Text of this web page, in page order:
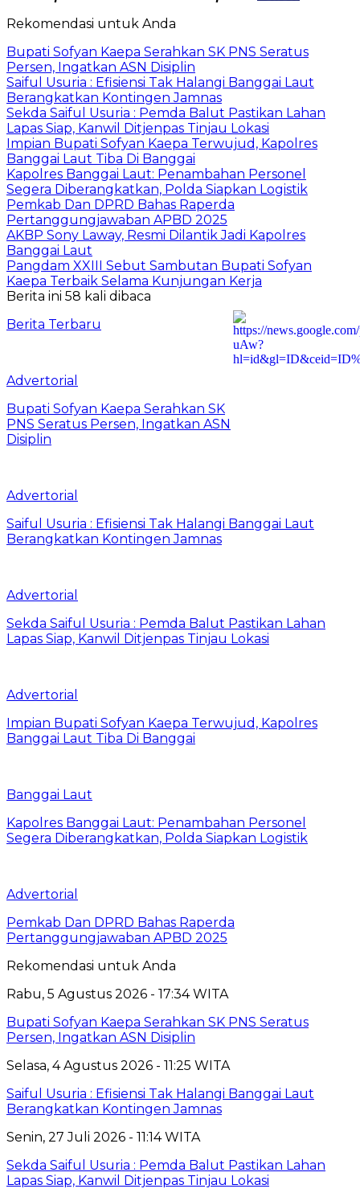
Rekomendasi untuk Anda
Bupati Sofyan Kaepa Serahkan SK PNS Seratus
Persen, Ingatkan ASN Disiplin
Saiful Usuria : Efisiensi Tak Halangi Banggai Laut
Berangkatkan Kontingen Jamnas
Sekda Saiful Usuria : Pemda Balut Pastikan Lahan
Lapas Siap, Kanwil Ditjenpas Tinjau Lokasi
Impian Bupati Sofyan Kaepa Terwujud, Kapolres
Banggai Laut Tiba Di Banggai
Kapolres Banggai Laut: Penambahan Personel
Segera Diberangkatkan, Polda Siapkan Logistik
Pemkab Dan DPRD Bahas Raperda
Pertanggungjawaban APBD 2025
AKBP Sony Laway, Resmi Dilantik Jadi Kapolres
Banggai Laut
Pangdam XXIII Sebut Sambutan Bupati Sofyan
Kaepa Terbaik Selama Kunjungan Kerja
Berita ini 58 kali dibaca
Berita Terbaru
Advertorial
Bupati Sofyan Kaepa Serahkan SK
PNS Seratus Persen, Ingatkan ASN
Disiplin
Advertorial
Saiful Usuria : Efisiensi Tak Halangi Banggai Laut
Berangkatkan Kontingen Jamnas
Advertorial
Sekda Saiful Usuria : Pemda Balut Pastikan Lahan
Lapas Siap, Kanwil Ditjenpas Tinjau Lokasi
Advertorial
Impian Bupati Sofyan Kaepa Terwujud, Kapolres
Banggai Laut Tiba Di Banggai
Banggai Laut
Kapolres Banggai Laut: Penambahan Personel
Segera Diberangkatkan, Polda Siapkan Logistik
Advertorial
Pemkab Dan DPRD Bahas Raperda
Pertanggungjawaban APBD 2025
Rekomendasi untuk Anda
Rabu, 5 Agustus 2026 - 17:34 WITA
Bupati Sofyan Kaepa Serahkan SK PNS Seratus
Persen, Ingatkan ASN Disiplin
Selasa, 4 Agustus 2026 - 11:25 WITA
Saiful Usuria : Efisiensi Tak Halangi Banggai Laut
Berangkatkan Kontingen Jamnas
Senin, 27 Juli 2026 - 11:14 WITA
Sekda Saiful Usuria : Pemda Balut Pastikan Lahan
Lapas Siap, Kanwil Ditjenpas Tinjau Lokasi